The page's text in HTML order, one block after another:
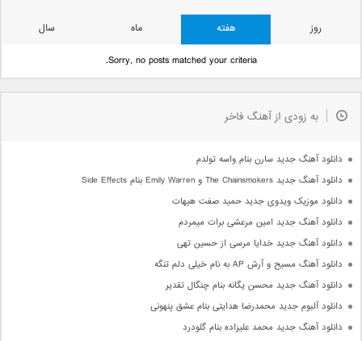
روز هفته ماه
سال
Sorry, no posts matched your criteria.
به زودی از آهنگ فاخر
دانلود آهنگ جدید سارن بنام واسه تولدم
دانلود آهنگ جدید The Chainsmokers و Emily Warren بنام Side Effects
دانلود موزیک ویدوی جدید حمید صفت هیهات
دانلود آهنگ جدید امین مرعشی برات میمردم
دانلود آهنگ جدید خدایا مرسی از حسین تهی
دانلود آهنگ مسیح و آرش AP به نام خیلی دلم تنگه
دانلود آهنگ جدید محسن یگانه بنام چنگال تقدیر
دانلود آلبوم جدید محمدرضا هدایتی بنام عشق پنهونی
دانلود آهنگ جدید محمد علیزاده بنام گلودرد